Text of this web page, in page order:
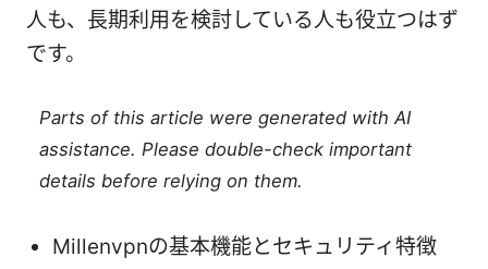
人も、長期利用を検討している人も役立つはず
です。
Parts of this article were generated with AI
assistance. Please double-check important
details before relying on them.
Millenvpnの基本機能とセキュリティ特徴